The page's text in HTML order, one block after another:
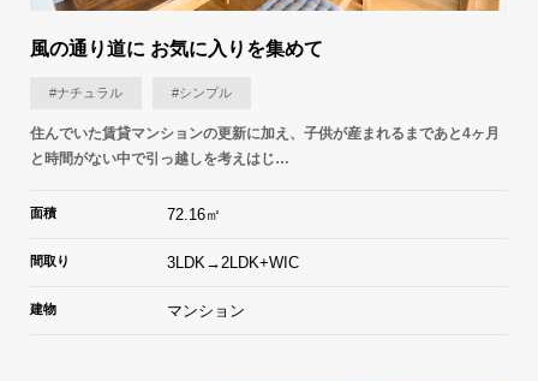
風の通り道に お気に入りを集めて
#ナチュラル #シンプル
住んでいた賃貸マンションの更新に加え、子供が産まれるまであと4ヶ月
と時間がない中で引っ越しを考えはじ…
面積 72.16㎡
間取り 3LDK→2LDK+WIC
建物 マンション